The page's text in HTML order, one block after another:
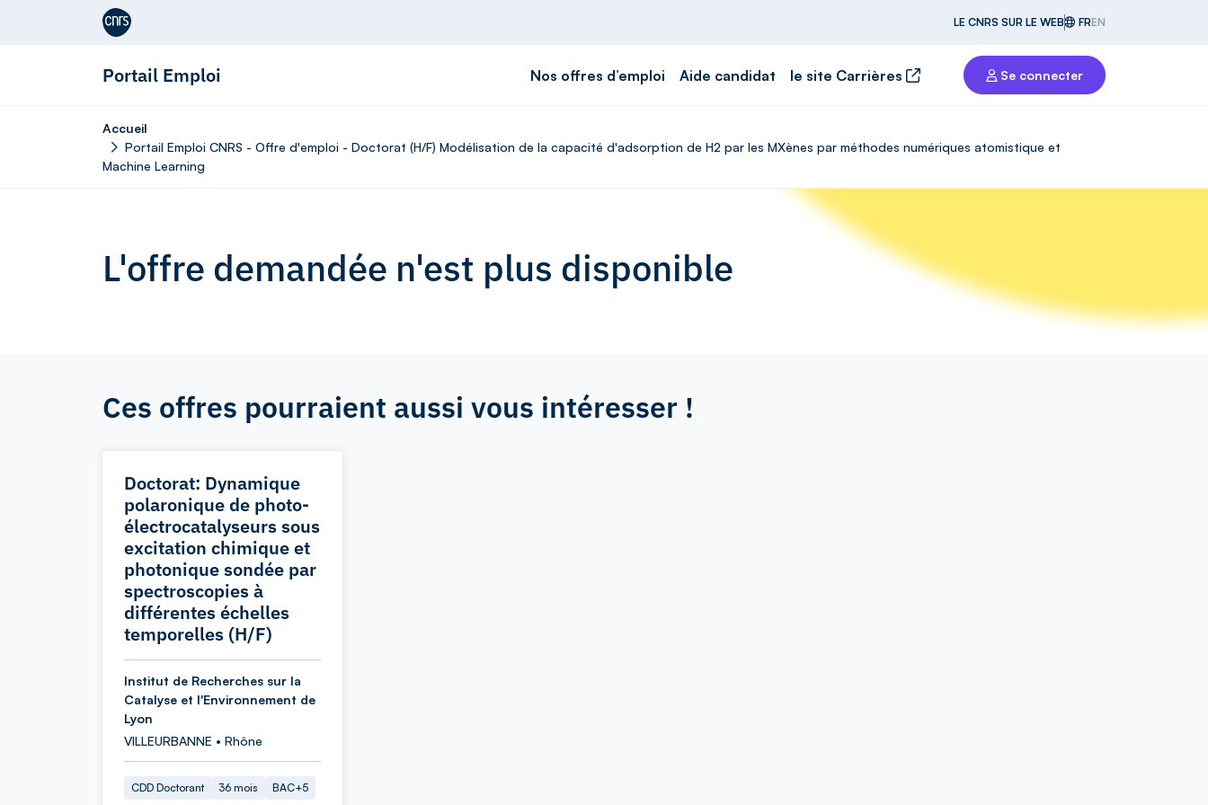
Aller au contenu
LE CNRS SUR LE WEB FREN
Portail Emploi Nos offres d’emploi Aide candidat le site Carrières Se connecter
Accueil
Portail Emploi CNRS - Offre d'emploi - Doctorat (H/F) Modélisation de la capacité d'adsorption de H2 par les MXènes par méthodes numériques atomistique et
Machine Learning
L'offre demandée n'est plus disponible
Ces offres pourraient aussi vous intéresser !
Doctorat: Dynamique
polaronique de photo-
électrocatalyseurs sous
excitation chimique et
photonique sondée par
spectroscopies à
différentes échelles
temporelles (H/F)
Institut de Recherches sur la
Catalyse et l'Environnement de
Lyon
VILLEURBANNE • Rhône
CDD Doctorant 36 mois BAC+5